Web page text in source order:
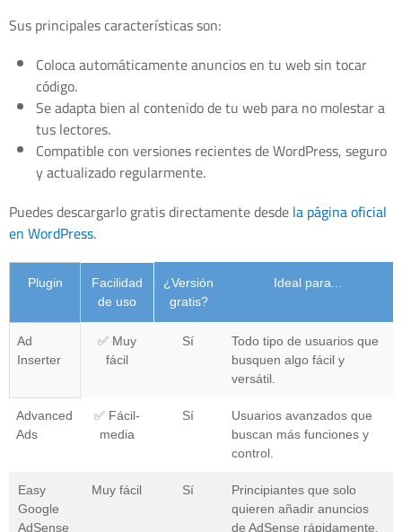
Sus principales características son:
Coloca automáticamente anuncios en tu web sin tocar
código.
Se adapta bien al contenido de tu web para no molestar a
tus lectores.
Compatible con versiones recientes de WordPress, seguro
y actualizado regularmente.
Puedes descargarlo gratis directamente desdela página oficial
en WordPress.
Plugin
Facilidad
de uso
¿Versión
gratis?
Ideal para...
Ad
Inserter
✅ Muy
fácil
Sí
Todo tipo de usuarios que
busquen algo fácil y
versátil.
Advanced
Ads
✅ Fácil-
media
Sí
Usuarios avanzados que
buscan más funciones y
control.
Easy
Google
AdSense
Muy fácil Sí
Principiantes que solo
quieren añadir anuncios
de AdSense rápidamente.